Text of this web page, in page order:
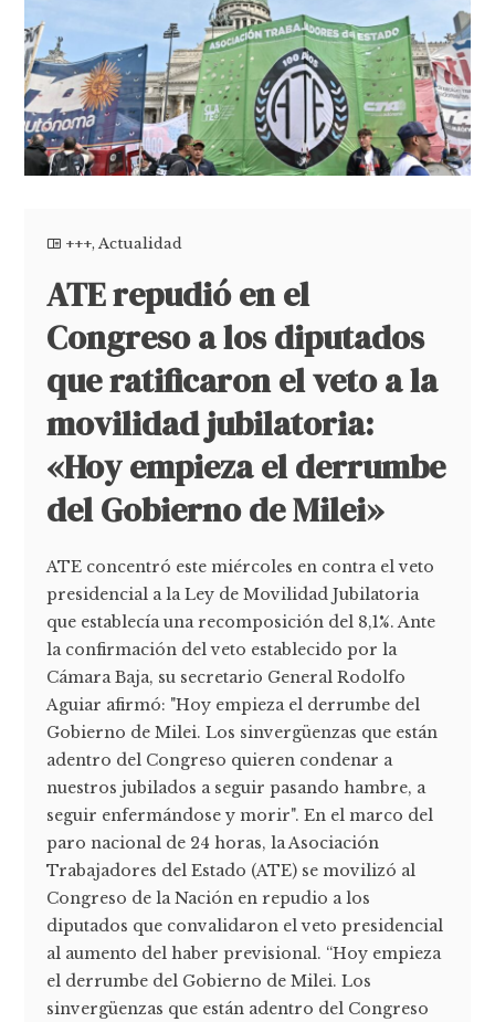
+++,Actualidad
ATE repudió en el
Congreso a los diputados
que ratificaron el veto a la
movilidad jubilatoria:
«Hoy empieza el derrumbe
del Gobierno de Milei»
ATE concentró este miércoles en contra el veto
presidencial a la Ley de Movilidad Jubilatoria
que establecía una recomposición del 8,1%. Ante
la confirmación del veto establecido por la
Cámara Baja, su secretario General Rodolfo
Aguiar afirmó: "Hoy empieza el derrumbe del
Gobierno de Milei. Los sinvergüenzas que están
adentro del Congreso quieren condenar a
nuestros jubilados a seguir pasando hambre, a
seguir enfermándose y morir". En el marco del
paro nacional de 24 horas, la Asociación
Trabajadores del Estado (ATE) se movilizó al
Congreso de la Nación en repudio a los
diputados que convalidaron el veto presidencial
al aumento del haber previsional. “Hoy empieza
el derrumbe del Gobierno de Milei. Los
sinvergüenzas que están adentro del Congreso